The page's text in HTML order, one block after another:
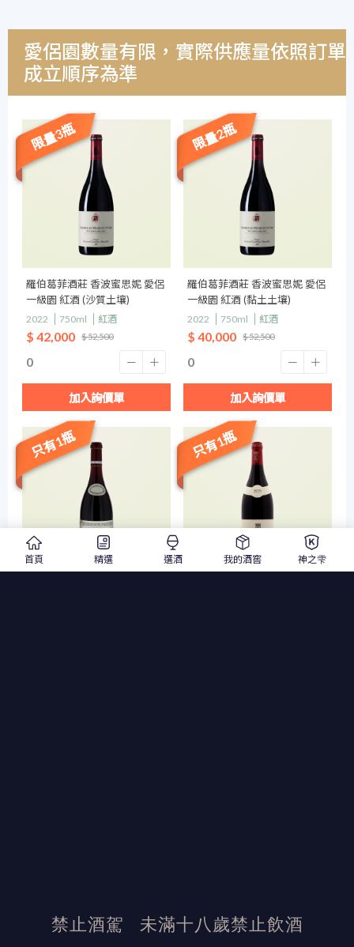
愛侶園數量有限，實際供應量依照訂單
成立順序為準
限量3瓶
羅伯葛菲酒莊 香波蜜思妮 愛侶
一級園 紅酒 (沙質土壤)
2022 750ml 紅酒
$ 42,000 $ 52,500
加入詢價單
限量2瓶
羅伯葛菲酒莊 香波蜜思妮 愛侶
一級園 紅酒 (黏土土壤)
2022 750ml 紅酒
$ 40,000 $ 52,500
加入詢價單
只有1瓶 只有1瓶
首頁 精選 選酒 我的酒窖 神之雫
禁止酒駕 未滿十八歲禁止飲酒